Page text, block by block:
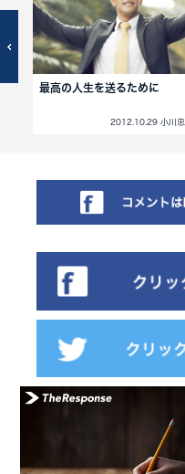
最高の人生を送るために
2012.10.29 小川忠